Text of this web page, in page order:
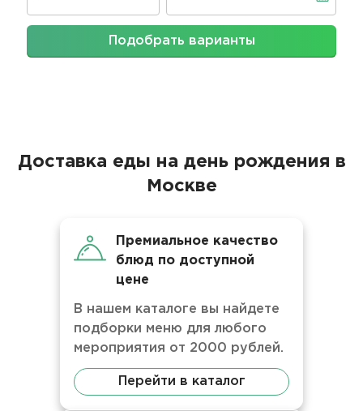
Подобрать варианты
Доставка еды на день рождения в
Москве
Премиальное качество
блюд по доступной
цене
В нашем каталоге вы найдете
подборки меню для любого
мероприятия от 2000 рублей.
Перейти в каталог